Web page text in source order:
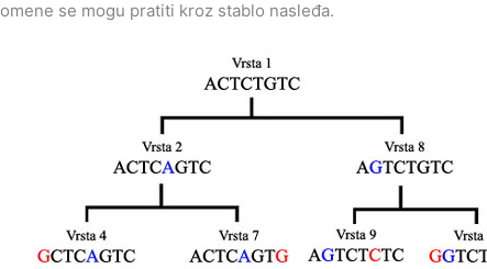
se mogu pratiti kroz stablo nasleđa.